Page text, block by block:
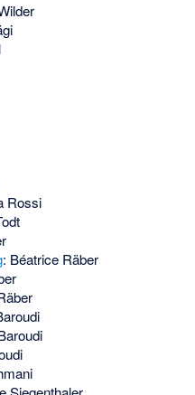
Rossi
: Béatrice Räber